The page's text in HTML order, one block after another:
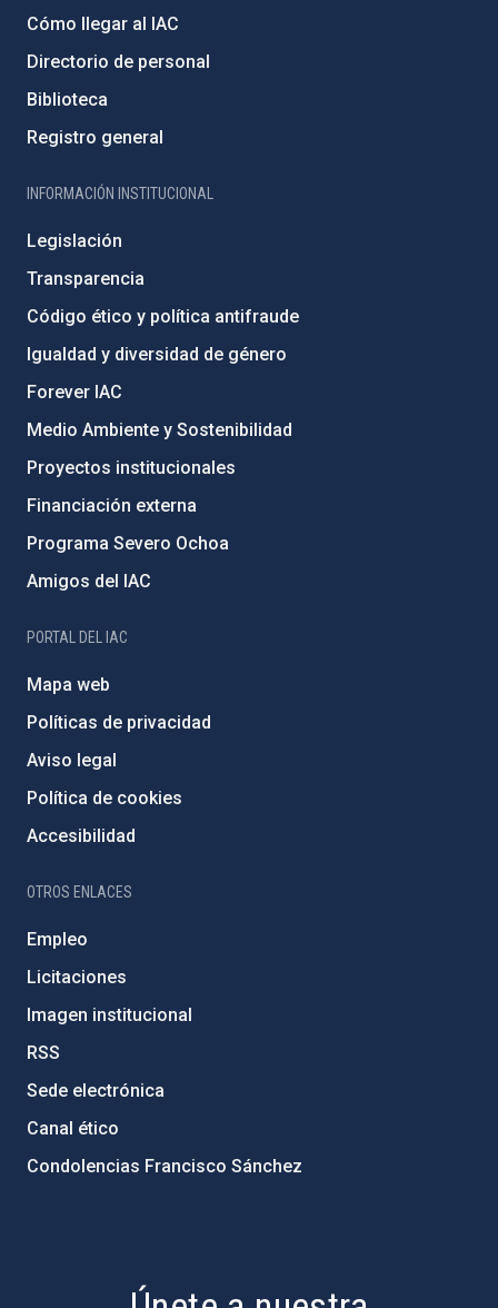
Cómo llegar al IAC
Directorio de personal
Biblioteca
Registro general
INFORMACIÓN INSTITUCIONAL
Legislación
Transparencia
Código ético y política antifraude
Igualdad y diversidad de género
Forever IAC
Medio Ambiente y Sostenibilidad
Proyectos institucionales
Financiación externa
Programa Severo Ochoa
Amigos del IAC
PORTAL DEL IAC
Mapa web
Políticas de privacidad
Aviso legal
Política de cookies
Accesibilidad
OTROS ENLACES
Empleo
Licitaciones
Imagen institucional
RSS
Sede electrónica
Canal ético
Condolencias Francisco Sánchez